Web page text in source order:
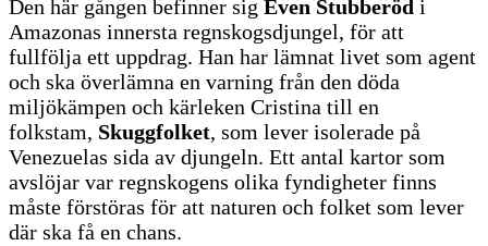
Den här gången befinner sig Even Stubberöd i
Amazonas innersta regnskogsdjungel, för att
fullfölja ett uppdrag. Han har lämnat livet som agent
och ska överlämna en varning från den döda
miljökämpen och kärleken Cristina till en
folkstam, Skuggfolket, som lever isolerade på
Venezuelas sida av djungeln. Ett antal kartor som
avslöjar var regnskogens olika fyndigheter finns
måste förstöras för att naturen och folket som lever
där ska få en chans.